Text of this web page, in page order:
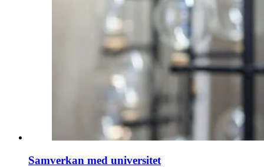
Samverkan med universitet